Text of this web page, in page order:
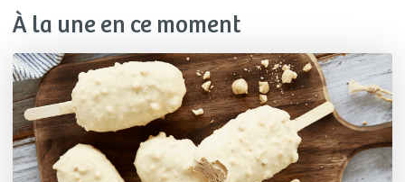
À la une en ce moment